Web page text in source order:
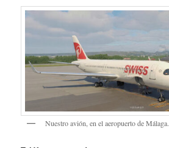
Nuestro avión, en el aeropuerto de Málaga.